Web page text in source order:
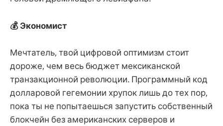
💰 Экономист
Мечтатель, твой цифровой оптимизм стоит
дороже, чем весь бюджет мексиканской
транзакционной революции. Программный код
долларовой гегемонии хрупок лишь до тех пор,
пока ты не попытаешься запустить собственный
блокчейн без американских серверов и